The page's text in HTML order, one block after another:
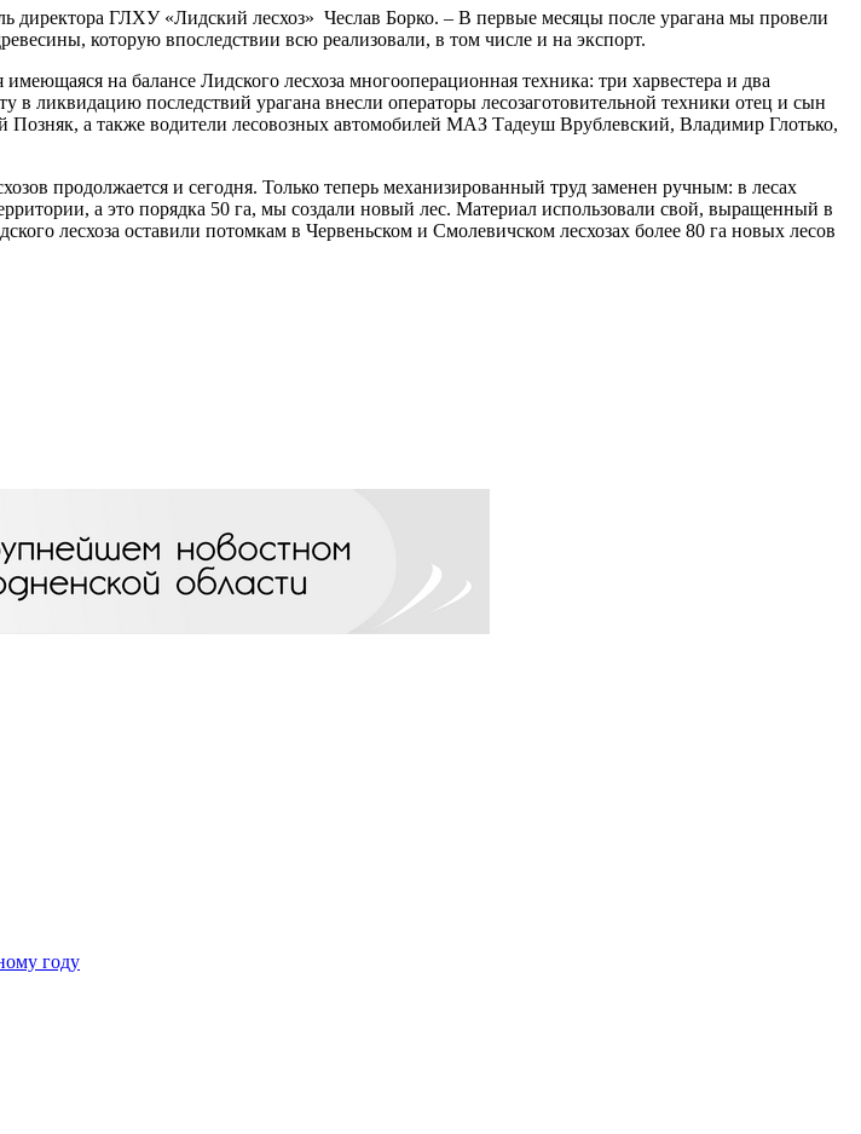
директора ГЛХУ «Лидский лесхоз» Чеслав Борко. – В первые месяцы после урагана мы провели
которую впоследствии всю реализовали, в том числе и на экспорт.
на балансе Лидского лесхоза многооперационная техника: три харвестера и два
ликвидацию последствий урагана внесли операторы лесозаготовительной техники отец и сын
а также водители лесовозных автомобилей МАЗ Тадеуш Врублевский, Владимир Глотько,
продолжается и сегодня. Только теперь механизированный труд заменен ручным: в лесах
а это порядка 50 га, мы создали новый лес. Материал использовали свой, выращенный в
лесхоза оставили потомкам в Червеньском и Смолевичском лесхозах более 80 га новых лесов
году